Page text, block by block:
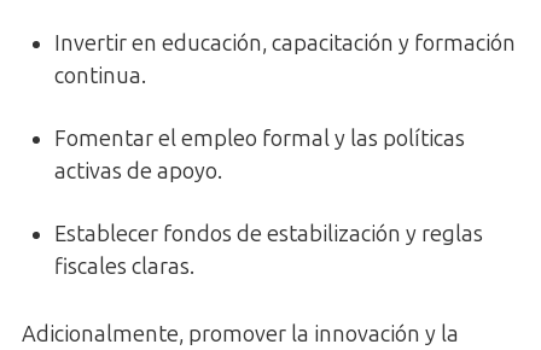
Invertir en educación, capacitación y formación
continua.
Fomentar el empleo formal y las políticas
activas de apoyo.
Establecer fondos de estabilización y reglas
fiscales claras.
Adicionalmente, promover la innovación y la